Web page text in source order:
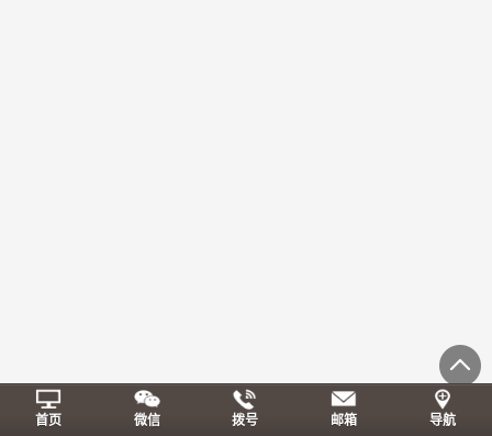
首页 微信 拨号 邮箱 导航